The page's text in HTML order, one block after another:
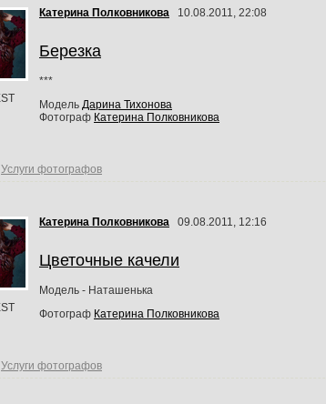
Катерина Полковникова 10.08.2011, 22:08
Березка
***
Модель Дарина Тихонова
Фотограф Катерина Полковникова
Услуги фотографов
Катерина Полковникова 09.08.2011, 12:16
Цветочные качели
Модель - Наташенька
Фотограф Катерина Полковникова
Услуги фотографов